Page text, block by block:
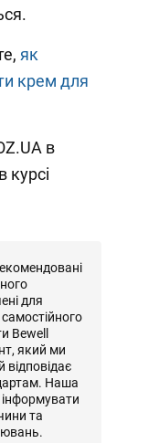
як
крем для
в
курсі
для
Bewell
який ми
відповідає
Наша
та